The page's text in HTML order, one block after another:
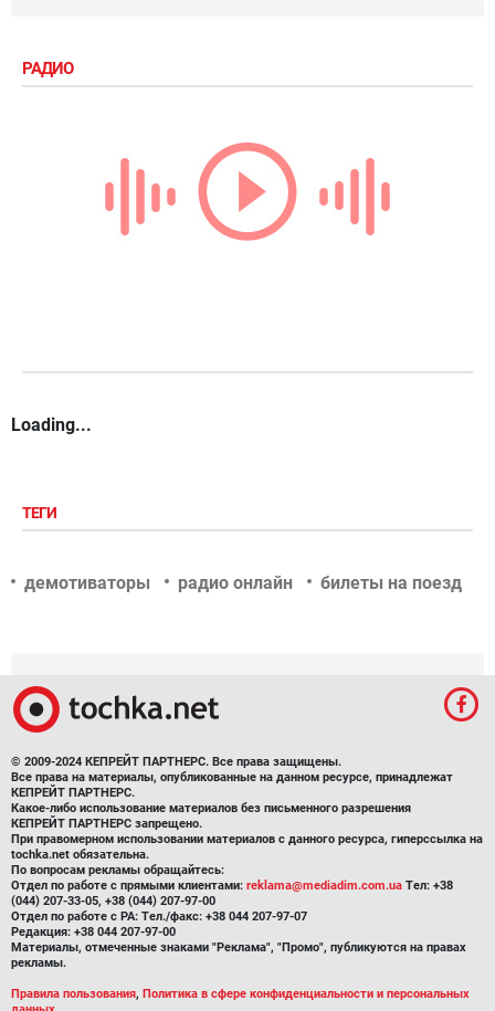
РАДИО
Loading...
ТЕГИ
демотиваторы радио онлайн билеты на поезд
© 2009-2024 КЕПРЕЙТ ПАРТНЕРС. Все права защищены.
Все права на материалы, опубликованные на данном ресурсе, принадлежат
КЕПРЕЙТ ПАРТНЕРС.
Какое-либо использование материалов без письменного разрешения
КЕПРЕЙТ ПАРТНЕРС запрещено.
При правомерном использовании материалов с данного ресурса, гиперссылка на
tochka.net обязательна.
По вопросам рекламы обращайтесь:
Отдел по работе с прямыми клиентами: reklama@mediadim.com.ua Тел: +38
(044) 207-33-05, +38 (044) 207-97-00
Отдел по работе с РА: Тел./факс: +38 044 207-97-07
Редакция: +38 044 207-97-00
Материалы, отмеченные знаками "Реклама", "Промо", публикуются на правах
рекламы.
Правила пользования, Политика в сфере конфиденциальности и персональных